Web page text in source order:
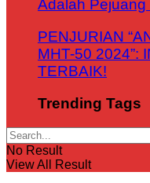
Adalah Pejuang
PENJURIAN
MHT-50 2024”:
TERBAIK!
Trending Tags
No Result
View All Result